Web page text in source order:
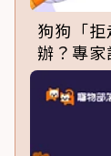
狗狗「
辦？專